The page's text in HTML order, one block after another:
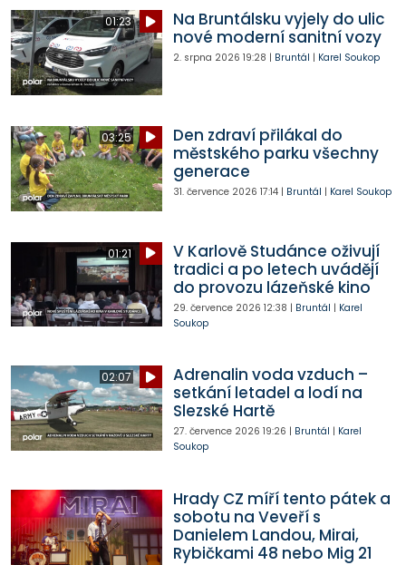
01:23
Na Bruntálsku vyjely do ulic
nové moderní sanitní vozy
2. srpna 2026 19:28 | Bruntál | Karel Soukop
03:25
Den zdraví přilákal do
městského parku všechny
generace
31. července 2026 17:14| Bruntál | Karel Soukop
01:21
V Karlově Studánce oživují
tradici a po letech uvádějí
do provozu lázeňské kino
29. července 2026 12:38 | Bruntál | Karel
Soukop
02:07
Adrenalin voda vzduch –
setkání letadel a lodí na
Slezské Hartě
27. července 2026 19:26 | Bruntál | Karel
Soukop
Hrady CZ míří tento pátek a
sobotu na Veveří s
Danielem Landou, Mirai,
Rybičkami 48 nebo Mig 21